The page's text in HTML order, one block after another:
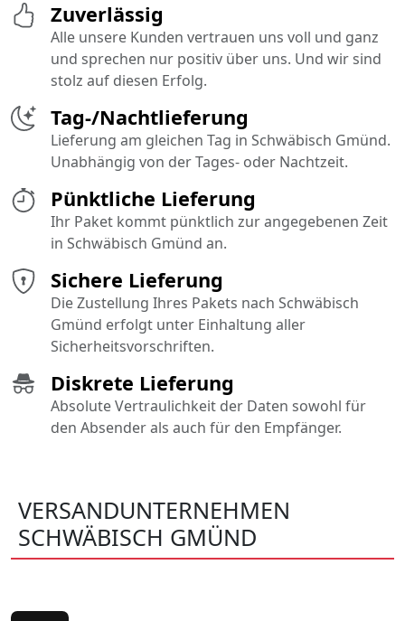
Pünktliche Lieferung
Ihr Paket kommt pünktlich zur angegebenen Zeit
in Schwäbisch Gmünd an.
Sichere Lieferung
Die Zustellung Ihres Pakets nach Schwäbisch
Gmünd erfolgt unter Einhaltung aller
Sicherheitsvorschriften.
Diskrete Lieferung
Absolute Vertraulichkeit der Daten sowohl für
den Absender als auch für den Empfänger.
Tag-/Nachtlieferung
Lieferung am gleichen Tag in Schwäbisch Gmünd.
Unabhängig von der Tages- oder Nachtzeit.
Zuverlässig
Alle unsere Kunden vertrauen uns voll und ganz
und sprechen nur positiv über uns. Und wir sind
stolz auf diesen Erfolg.
VERSANDUNTERNEHMEN
SCHWÄBISCH GMÜND